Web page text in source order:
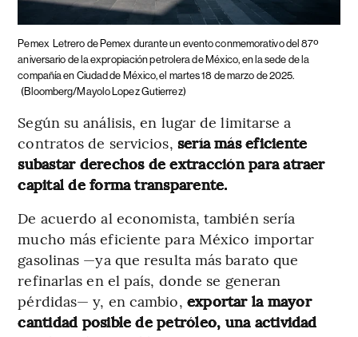
Pemex Letrero de Pemex durante un evento conmemorativo del 87º
aniversario de la expropiación petrolera de México, en la sede de la
compañía en Ciudad de México, el martes 18 de marzo de 2025.
(Bloomberg/Mayolo Lopez Gutierrez)
Según su análisis, en lugar de limitarse a
contratos de servicios, sería más eficiente
subastar derechos de extracción para atraer
capital de forma transparente.
De acuerdo al economista, también sería
mucho más eficiente para México importar
gasolinas —ya que resulta más barato que
refinarlas en el país, donde se generan
pérdidas— y, en cambio, exportar la mayor
cantidad posible de petróleo, una actividad